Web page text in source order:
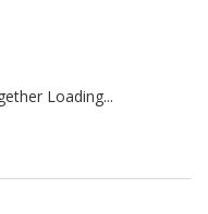
Loading...